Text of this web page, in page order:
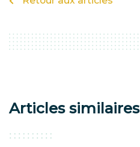
Articles similaires